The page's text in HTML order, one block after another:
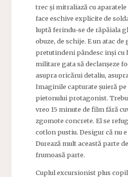
trec și mitraliază cu
face eschive explicite de
luptă ferindu-se de răpăiala
obuze, de schije. E un atac de
pretutindeni pândesc inși cu
militare gata să declanșeze
asupra oricărui detaliu,
Imaginile capturate șuieră pe
pietonului protagonist.
vreo 15 minute de film fără
zgomote concrete. El se
cotlon pustiu. Desigur că nu
Durează mult această parte
frumoasă parte.
Cuplul excursionist plus